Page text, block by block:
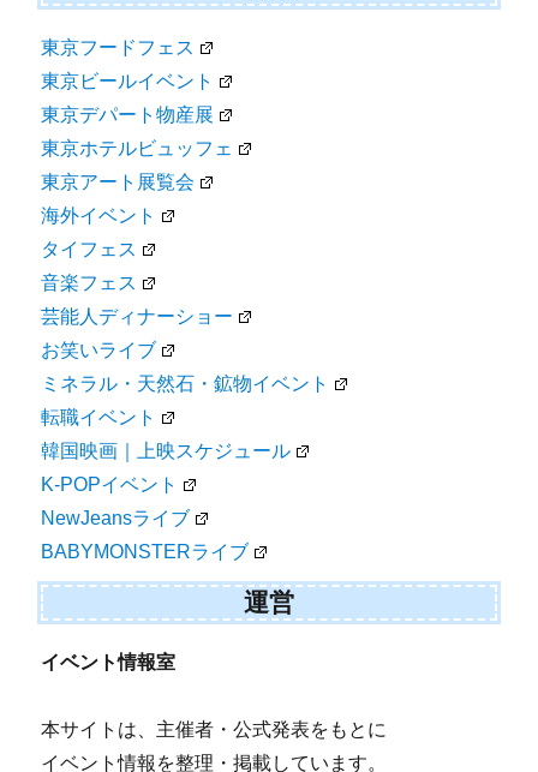
東京フードフェス
東京ビールイベント
東京デパート物産展
東京ホテルビュッフェ
東京アート展覧会
海外イベント
タイフェス
音楽フェス
芸能人ディナーショー
お笑いライブ
ミネラル・天然石・鉱物イベント
転職イベント
韓国映画｜上映スケジュール
K-POPイベント
NewJeansライブ
BABYMONSTERライブ
運営
イベント情報室
本サイトは、主催者・公式発表をもとに
イベント情報を整理・掲載しています。